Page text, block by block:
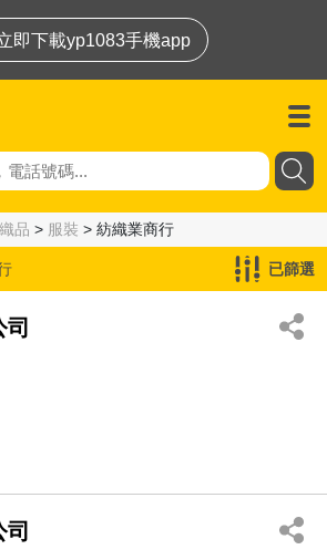
即下載yp1083手機app
品 > 服裝 > 紡織業商行
已篩選